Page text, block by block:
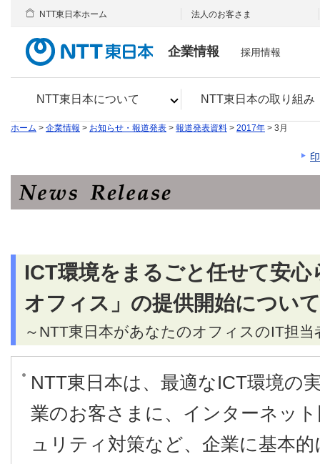
企業情報
NTT東日本について NTT東日本の取り組み
NTT東日本ホーム 法人のお客さま
採用情報
ホーム > 企業情報 > お知らせ・報道発表 > 報道発表資料 > 2017年 > 3月
ICT環境をまるごと任せて安
オフィス」の提供開始について
～NTT東日本があなたのオフィスのIT担当
NTT東日本は、最適なICT環境の
業のお客さまに、インターネッ
ュリティ対策など、企業に基本